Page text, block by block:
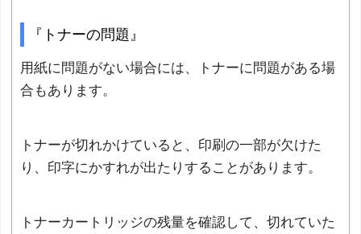
『トナーの問題』
用紙に問題がない場合には、トナーに問題がある場
合もあります。
トナーが切れかけていると、印刷の一部が欠けた
り、印字にかすれが出たりすることがあります。
トナーカートリッジの残量を確認して、切れていた